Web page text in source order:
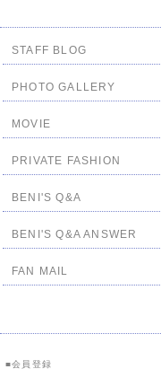
STAFF BLOG
PHOTO GALLERY
MOVIE
PRIVATE FASHION
BENI'S Q&A
BENI'S Q&A ANSWER
FAN MAIL
会員登録